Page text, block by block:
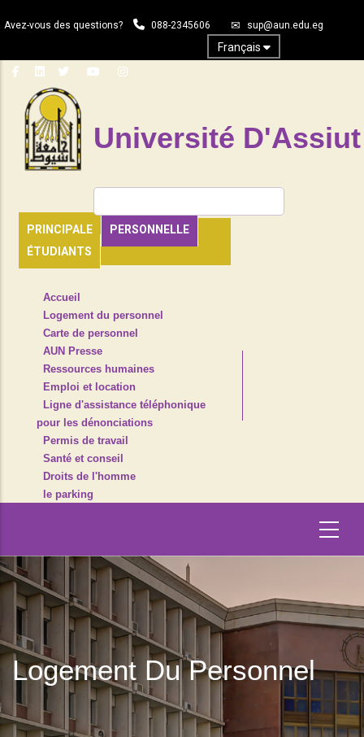
au
principal
Avez-vous des questions? 088-2345606 sup@aun.edu.eg
Français
Université D'Assiut
PRINCIPALE
PERSONNELLE
ÉTUDIANTS
HEADER
NAVIGATION
Accueil
Logement du personnel
Carte de personnel
AUN Presse
Ressources humaines
Emploi et location
Ligne d'assistance téléphonique
pour les dénonciations
Permis de travail
Santé et conseil
Droits de l'homme
le parking
Logement Du Personnel